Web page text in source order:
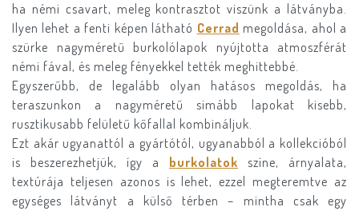
ha némi csavart, meleg kontrasztot viszünk a látványba.
Ilyen lehet a fenti képen látható Cerrad megoldása, ahol a
szürke nagyméretű burkolólapok nyújtotta atmoszférát
némi fával, és meleg fényekkel tették meghittebbé.
Egyszerűbb, de legalább olyan hatásos megoldás, ha
teraszunkon a nagyméretű simább lapokat kisebb,
rusztikusabb felületű kőfallal kombináljuk.
Ezt akár ugyanattól a gyártótól, ugyanabból a kollekcióból
is beszerezhetjük, így a
burkolatok
színe, árnyalata,
textúrája teljesen azonos is lehet, ezzel megteremtve az
egységes látványt a külső térben – mintha csak egy